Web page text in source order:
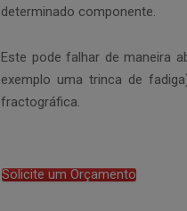
determinado componente.
Este pode falhar de maneira
exemplo uma trinca de
fractográfica.
Solicite um Orçamento